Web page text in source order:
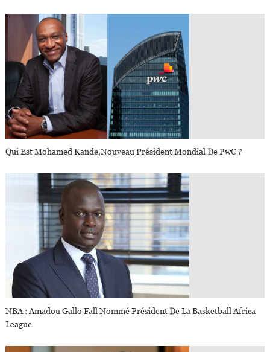
Qui Est Mohamed Kande,nouveau Président Mondial De PwC ?
NBA : Amadou Gallo Fall Nommé Président De La Basketball Africa
League